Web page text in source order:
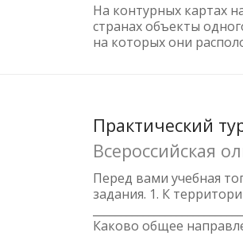
На контурных картах
странах объекты
на которых они
Практический
Всероссийская
Перед вами учебная
задания. 1. К
Каково общее